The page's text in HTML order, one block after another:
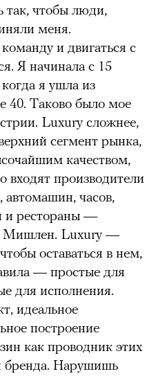
так, чтобы люди,
меня.
и двигаться с
Я начинала с 15
я ушла из
40. Таково было мое
Luxury сложнее,
сегмент рынка,
качеством,
входят производители
автомашин, часов,
и рестораны —
Мишлен. Luxury —
оставаться в нем,
— простые для
для исполнения.
идеальное
построение
как проводник этих
бренда. Нарушишь